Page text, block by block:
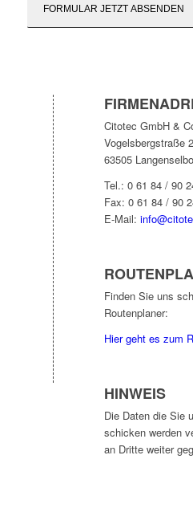
Citotec GmbH &
Vogelsbergstraße
63505
Tel.: 0 61 84 / 90
Fax: 0 61 84 / 90
E-Mail:
Finden Sie uns
Routenplaner:
Hier geht es zum
HINWEIS
Die Daten die Sie
schicken werden
an Dritte weiter